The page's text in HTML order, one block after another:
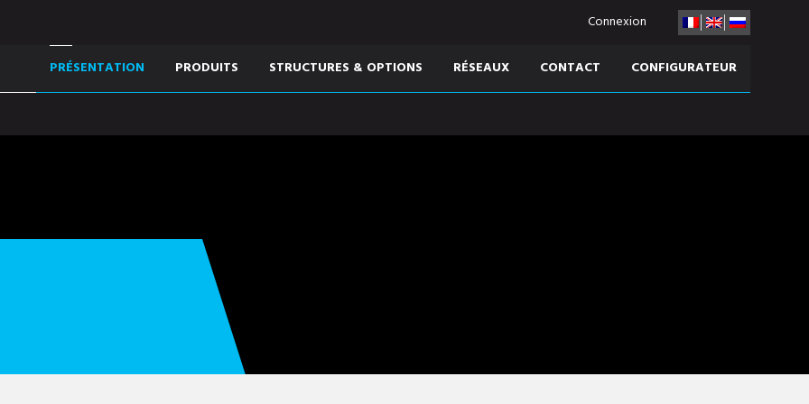
Connexion
PRÉSENTATION PRODUITS STRUCTURES & OPTIONS RÉSEAUX CONTACT CONFIGURATEUR